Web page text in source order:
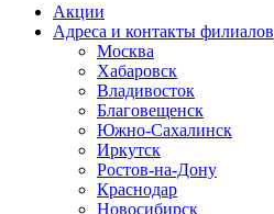
Акции
Адреса и контакты филиалов
Москва
Хабаровск
Владивосток
Благовещенск
Южно-Сахалинск
Иркутск
Ростов-на-Дону
Краснодар
Новосибирск